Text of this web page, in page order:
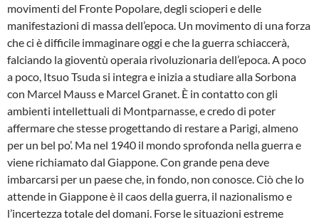
movimenti del Fronte Popolare, degli scioperi e delle
manifestazioni di massa dell’epoca. Un movimento di una forza
che ci è difficile immaginare oggi e che la guerra schiaccerà,
falciando la gioventù operaia rivoluzionaria dell’epoca. A poco
a poco, Itsuo Tsuda si integra e inizia a studiare alla Sorbona
con Marcel Mauss e Marcel Granet. È in contatto con gli
ambienti intellettuali di Montparnasse, e credo di poter
affermare che stesse progettando di restare a Parigi, almeno
per un bel po’. Ma nel 1940 il mondo sprofonda nella guerra e
viene richiamato dal Giappone. Con grande pena deve
imbarcarsi per un paese che, in fondo, non conosce. Ciò che lo
attende in Giappone è il caos della guerra, il nazionalismo e
l’incertezza totale del domani. Forse le situazioni estreme